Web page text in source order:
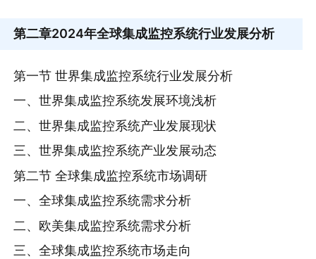
第二章2024年全球集成监控系统行业发展分析
第一节 世界集成监控系统行业发展分析
一、世界集成监控系统发展环境浅析
二、世界集成监控系统产业发展现状
三、世界集成监控系统产业发展动态
第二节 全球集成监控系统市场调研
一、全球集成监控系统需求分析
二、欧美集成监控系统需求分析
三、全球集成监控系统市场走向